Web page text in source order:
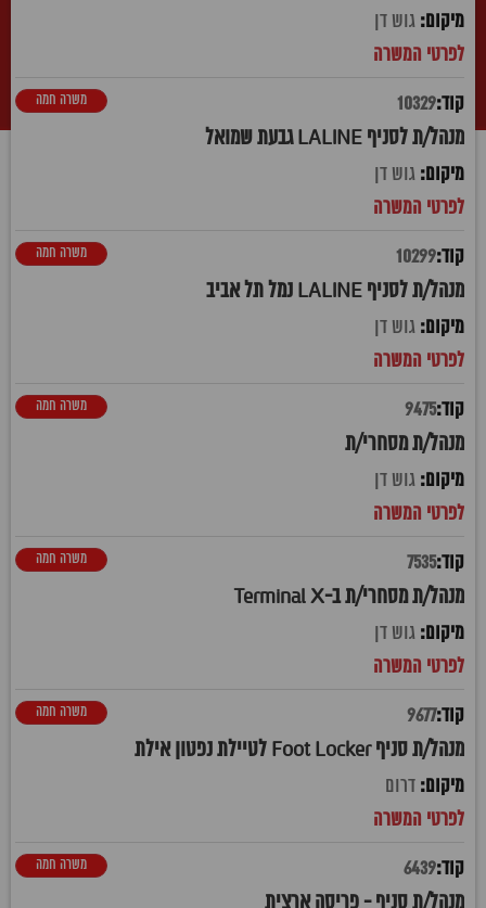
גוש דן
10329
מנהל/ת לסניף LALINE גבעת שמואל
משרה חמה
גוש דן
10299
מנהל/ת לסניף LALINE נמל תל אביב
משרה חמה
גוש דן
9475
מנהל/ת מסחרי/ת
משרה חמה
גוש דן
7535
מנהל/ת מסחרי/ת ב-Terminal X
משרה חמה
גוש דן
9677
מנהל/ת סניף Foot Locker לטיילת נפטון אילת
משרה חמה
דרום
6439 משרה חמה